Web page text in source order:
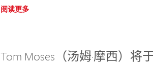
阅读更多
Tom Moses（汤姆·摩西）将